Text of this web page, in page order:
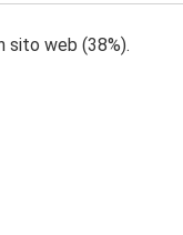
sito web (38%).